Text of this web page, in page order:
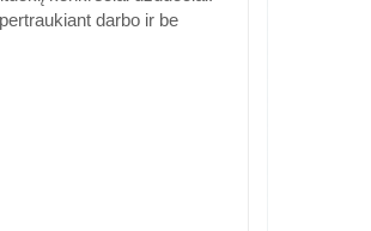
darbo ir be